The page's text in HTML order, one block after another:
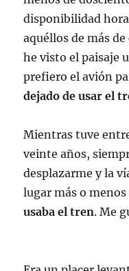
disponibilidad
aquéllos de más
he visto el paisaje
prefiero el avión
dejado de usar el
Mientras tuve
veinte años,
desplazarme y la
lugar más o
usaba el tren. Me